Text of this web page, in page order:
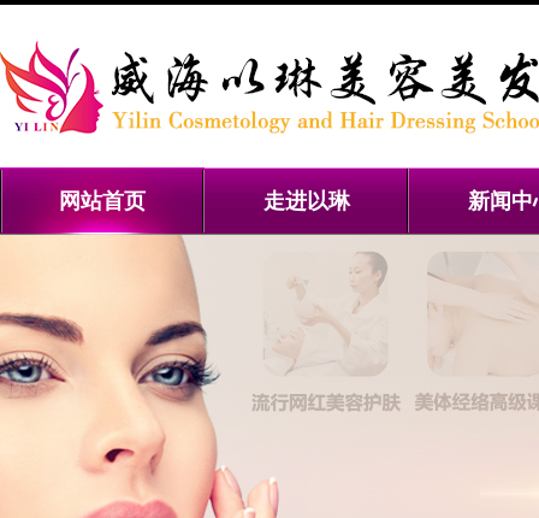
网站首页 走进以琳 新闻中